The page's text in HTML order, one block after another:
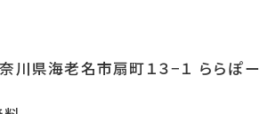
川県海老名市扇町１３−１ ららぽー